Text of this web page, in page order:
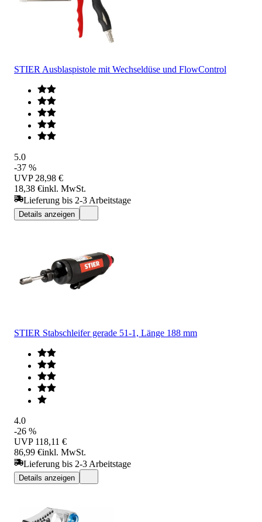
STIER Ausblaspistole mit Wechseldüse und FlowControl
5.0
-37 %
UVP 28,98 €
18,38 €inkl. MwSt.
Lieferung bis 2-3 Arbeitstage
Details anzeigen
STIER Stabschleifer gerade 51-1, Länge 188 mm
4.0
-26 %
UVP 118,11 €
86,99 €inkl. MwSt.
Lieferung bis 2-3 Arbeitstage
Details anzeigen